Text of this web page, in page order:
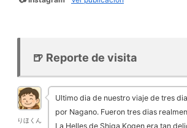
🍺 Reporte de visita
りほくん
Ultimo dia de nuestro viaje de tres
por Nagano. Fueron tres dias
La Helles de Shiga Kogen era tan